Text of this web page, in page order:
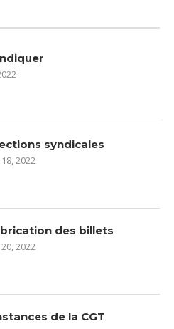
syndicales
2022
des billets
2022
de la CGT